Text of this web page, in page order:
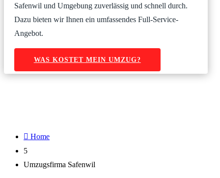
Safenwil und Umgebung zuverlässig und schnell durch.
Dazu bieten wir Ihnen ein umfassendes Full-Service-
Angebot.
WAS KOSTET MEIN UMZUG?
 Home
5
Umzugsfirma Safenwil